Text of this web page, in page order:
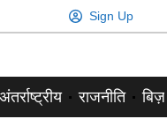
Sign Up
अंतर्राष्ट्रीय राजनीति